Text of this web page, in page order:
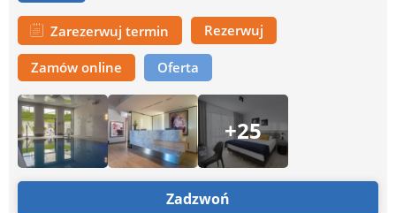
Zarezerwuj termin Rezerwuj
Zamów online Oferta
+25
Zadzwoń